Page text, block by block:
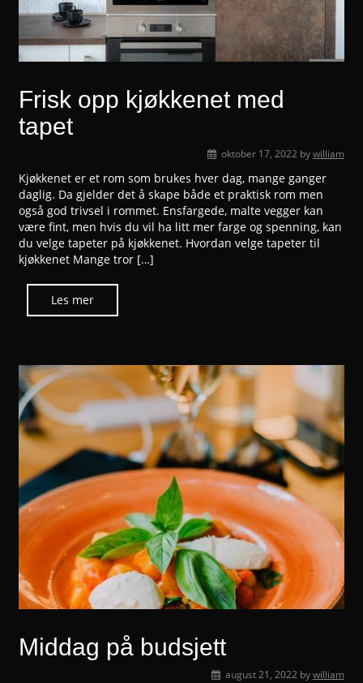
Frisk opp kjøkkenet med
tapet
oktober 17, 2022bywilliam
Kjøkkenet er et rom som brukes hver dag, mange ganger
daglig. Da gjelder det å skape både et praktisk rom men
også god trivsel i rommet. Ensfargede, malte vegger kan
være fint, men hvis du vil ha litt mer farge og spenning, kan
du velge tapeter på kjøkkenet. Hvordan velge tapeter til
kjøkkenet Mange tror […]
Middag på budsjett
august 21, 2022bywilliam